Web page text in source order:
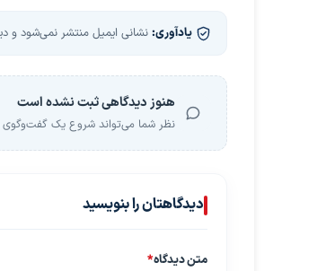
یادآوری: نشانی ایمیل منتشر نمی‌شود و
هنوز دیدگاهی ثبت نشده است
نظر شما می‌تواند شروع یک گفت‌وگوی
دیدگاهتان را بنویسید
متن دیدگاه*